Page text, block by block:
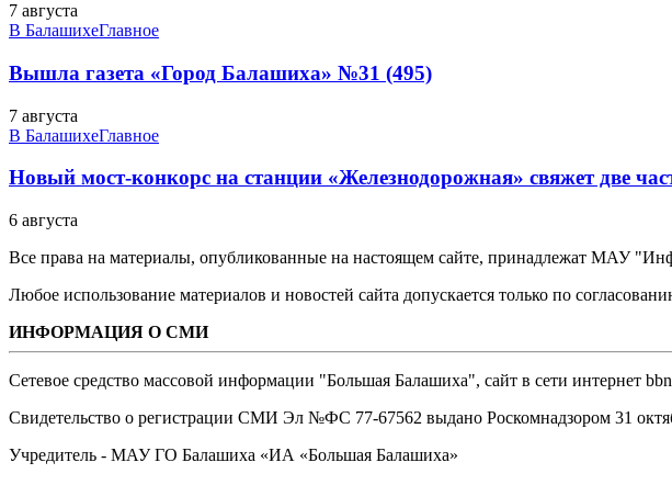
7 августа
В БалашихеГлавное
Вышла газета «Город Балашиха» №31 (495)
7 августа
В БалашихеГлавное
Новый мост-конкорс на станции «Железнодорожная» свяжет две
6 августа
Все права на материалы, опубликованные на настоящем сайте, принадлежат МАУ
Любое использование материалов и новостей сайта допускается только по
ИНФОРМАЦИЯ О СМИ
Сетевое средство массовой информации "Большая Балашиха", сайт в сети интернет
Свидетельство о регистрации СМИ Эл №ФС ‎77-67562 выдано Роскомнадзором 31
Учредитель - МАУ ГО Балашиха «ИА «Большая Балашиха»